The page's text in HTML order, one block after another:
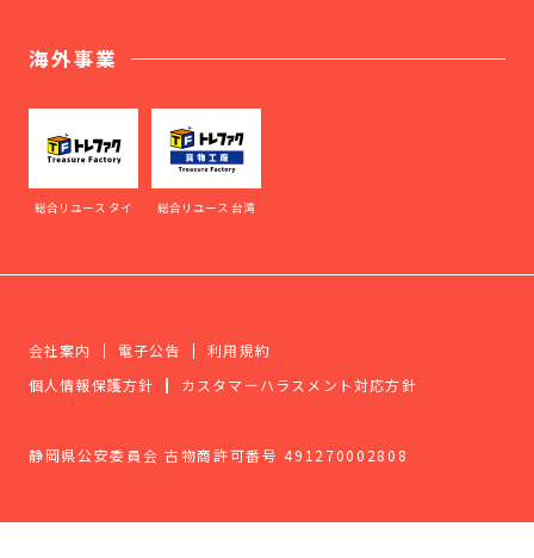
海外事業
総合リユース タイ 総合リユース 台湾
会社案内 電子公告
利用規約
個人情報保護方針
カスタマーハラスメント対応方針
静岡県公安委員会 古物商許可番号 491270002808